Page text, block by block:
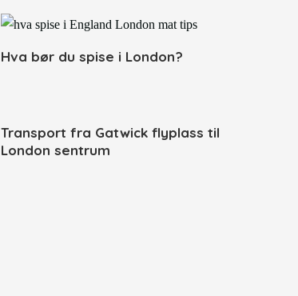
Hva bør du spise i London?
Transport fra Gatwick flyplass til
London sentrum